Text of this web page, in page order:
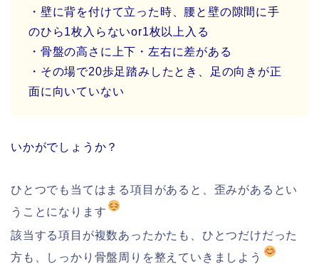
・壁に背を付けて立った時、腰と壁の隙間に手
のひら1枚入らないor1枚以上入る
・骨盤の高さに上下・左右に差がある
・その場で20歩足踏みしたとき、足の向きが正
面に向いていない
いかがでしょうか？
ひとつでも当てはまる項目があると、歪みがあるとい
うことになります
該当する項目が複数あったかたも、ひとつだけだった
方も、しっかり骨盤周りを整えていきましよう